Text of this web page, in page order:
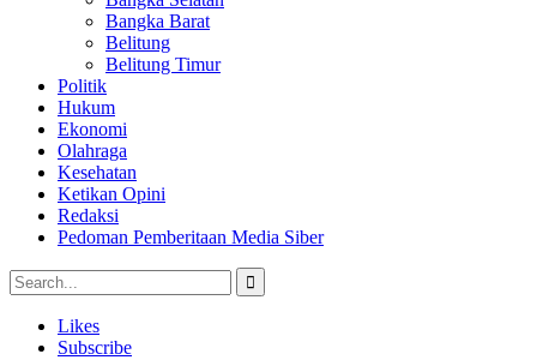
Bangka Barat
Belitung
Belitung Timur
Politik
Hukum
Ekonomi
Olahraga
Kesehatan
Ketikan Opini
Redaksi
Pedoman Pemberitaan Media Siber
Likes
Subscribe